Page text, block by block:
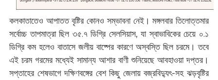
​কলকাতাতেও আপাতত বৃষ্টির কোনও সম্ভাবনা নেই। মঙ্গলবার তিলোত্তমার
সর্বোচ্চ তাপমাত্রা ছিল ৩৫.৭ ডিগ্রি সেলসিয়াস, যা স্বাভাবিকের চেয়ে ০.১
ডিগ্রি কম হলেও বাতাসে জলীয় বাষ্পের কারণে অস্বস্তি ছিল চরমে। তবে
এই চরম গরমের মধ্যেই সামান্য আশার বাণী শুনিয়েছে আবহাওয়া দপ্তর।
সপ্তাহের শেষভাগে দক্ষিণবঙ্গের বেশ কিছু জেলায় বজ্রবিদ্যুৎ-সহ ঝড়বৃষ্টির